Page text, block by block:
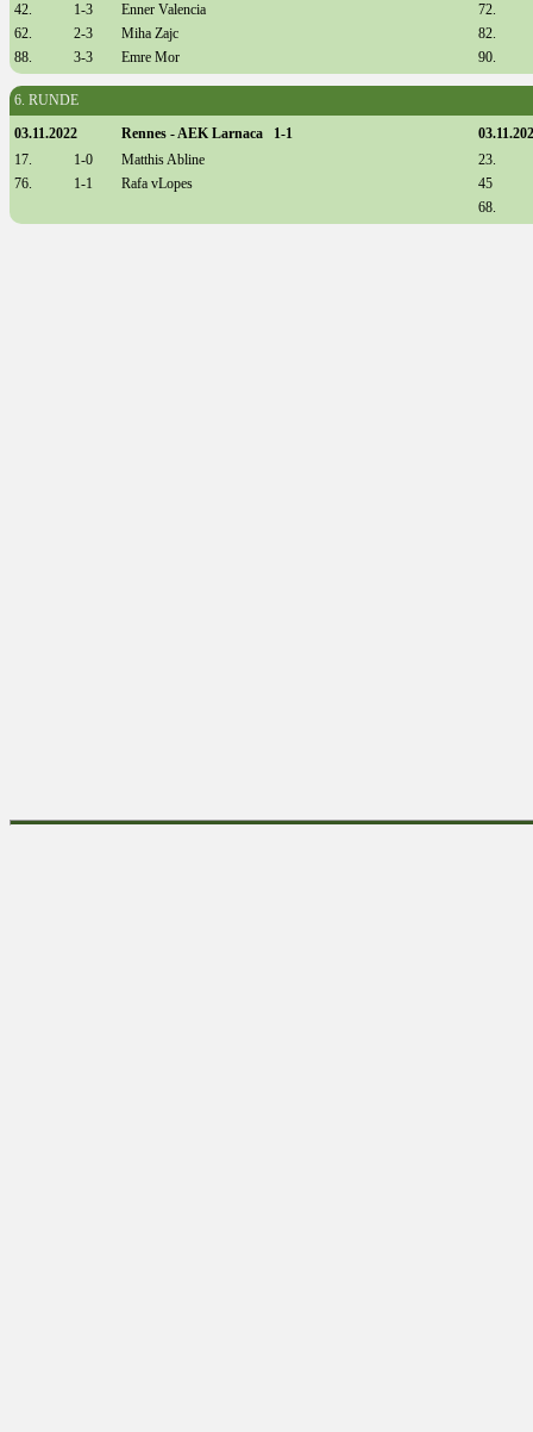
42.
1-3 Enner Valencia
72.
62.
2-3 Miha Zajc
82.
88.
3-3 Emre Mor 90.
6. RUNDE
03.11.2022
Rennes - AEK Larnaca 1-1
17.
1-0 Matthis Abline
23.
76.
1-1 Rafa vLopes
45
68.